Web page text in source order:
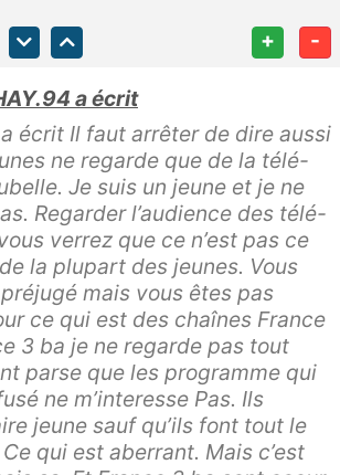
+ -
a écrit
écrit Il faut arrêter de dire aussi
ne regarde que de la télé-
Je suis un jeune et je ne
Regarder l’audience des télé-
verrez que ce n’est pas ce
la plupart des jeunes. Vous
mais vous êtes pas
ce qui est des chaînes France
3 ba je ne regarde pas tout
parse que les programme qui
ne m’interesse Pas. Ils
jeune sauf qu’ils font tout le
qui est aberrant. Mais c’est